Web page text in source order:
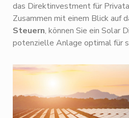
das Direktinvestment für
Zusammen mit einem Blick auf
Steuern, können Sie ein Solar
potenzielle Anlage optimal für